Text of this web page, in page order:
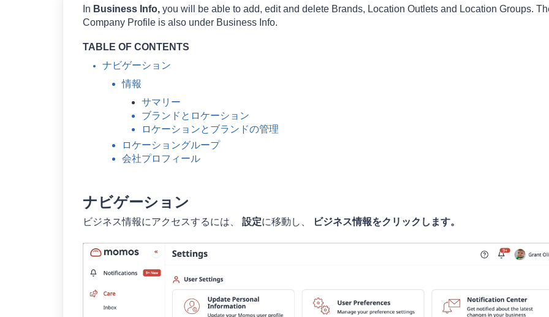
In Business Info, you will be able to add, edit and delete Brands, Location Outlets and Location Groups.
Company Profile is also under Business Info.
TABLE OF CONTENTS
ナビゲーション
情報
サマリー
ブランドとロケーション
ロケーションとブランドの管理
ロケーショングループ
会社プロフィール
ナビゲーション
ビジネス情報にアクセスするには、 設定に移動し、 ビジネス情報をクリックします。